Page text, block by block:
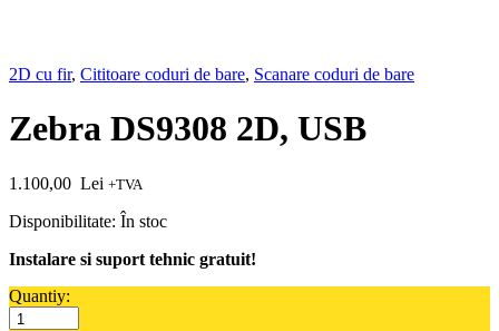
2D cu fir, Cititoare coduri de bare, Scanare coduri de bare
Zebra DS9308 2D, USB
1.100,00 Lei +TVA
Disponibilitate: În stoc
Instalare si suport tehnic gratuit!
Quantiy: